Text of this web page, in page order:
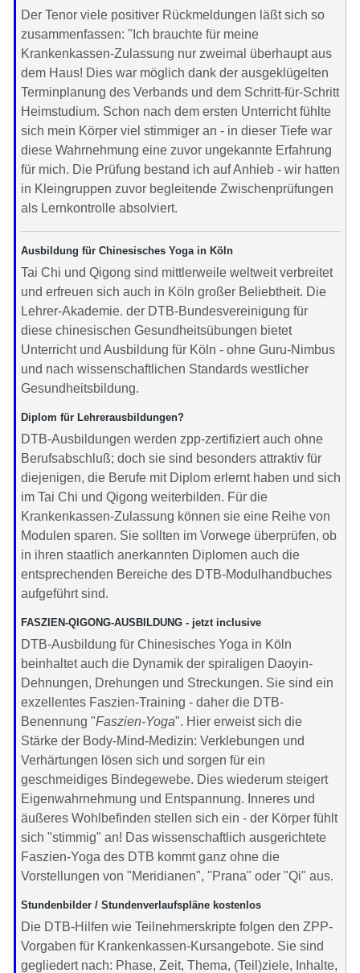
Der Tenor viele positiver Rückmeldungen läßt sich so
zusammenfassen: "Ich brauchte für meine
Krankenkassen-Zulassung nur zweimal überhaupt aus
dem Haus! Dies war möglich dank der ausgeklügelten
Terminplanung des Verbands und dem Schritt-für-Schritt
Heimstudium. Schon nach dem ersten Unterricht fühlte
sich mein Körper viel stimmiger an - in dieser Tiefe war
diese Wahrnehmung eine zuvor ungekannte Erfahrung
für mich. Die Prüfung bestand ich auf Anhieb - wir hatten
in Kleingruppen zuvor begleitende Zwischenprüfungen
als Lernkontrolle absolviert.
Ausbildung für Chinesisches Yoga in Köln
Tai Chi und Qigong sind mittlerweile weltweit verbreitet
und erfreuen sich auch in Köln großer Beliebtheit. Die
Lehrer-Akademie. der DTB-Bundesvereinigung für
diese chinesischen Gesundheitsübungen bietet
Unterricht und Ausbildung für Köln - ohne Guru-Nimbus
und nach wissenschaftlichen Standards westlicher
Gesundheitsbildung.
Diplom für Lehrerausbildungen?
DTB-Ausbildungen werden zpp-zertifiziert auch ohne
Berufsabschluß; doch sie sind besonders attraktiv für
diejenigen, die Berufe mit Diplom erlernt haben und sich
im Tai Chi und Qigong weiterbilden. Für die
Krankenkassen-Zulassung können sie eine Reihe von
Modulen sparen. Sie sollten im Vorwege überprüfen, ob
in ihren staatlich anerkannten Diplomen auch die
entsprechenden Bereiche des DTB-Modulhandbuches
aufgeführt sind.
FASZIEN-QIGONG-AUSBILDUNG - jetzt inclusive
DTB-Ausbildung für Chinesisches Yoga in Köln
beinhaltet auch die Dynamik der spiraligen Daoyin-
Dehnungen, Drehungen und Streckungen. Sie sind ein
exzellentes Faszien-Training - daher die DTB-
Benennung "Faszien-Yoga". Hier erweist sich die
Stärke der Body-Mind-Medizin: Verklebungen und
Verhärtungen lösen sich und sorgen für ein
geschmeidiges Bindegewebe. Dies wiederum steigert
Eigenwahrnehmung und Entspannung. Inneres und
äußeres Wohlbefinden stellen sich ein - der Körper fühlt
sich "stimmig" an! Das wissenschaftlich ausgerichtete
Faszien-Yoga des DTB kommt ganz ohne die
Vorstellungen von "Meridianen", "Prana" oder "Qi" aus.
Stundenbilder / Stundenverlaufspläne kostenlos
Die DTB-Hilfen wie Teilnehmerskripte folgen den ZPP-
Vorgaben für Krankenkassen-Kursangebote. Sie sind
gegliedert nach: Phase, Zeit, Thema, (Teil)ziele, Inhalte,